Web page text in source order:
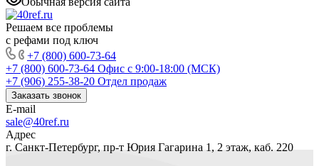
Решаем все проблемы
с рефами под ключ
+7 (800) 600-73-64
+7 (800) 600-73-64 Офис с 9:00-18:00 (МСК)
+7 (906) 255-38-20 Отдел продаж
Заказать звонок
E-mail
sale@40ref.ru
Адрес
г. Санкт-Петербург, пр-т Юрия Гагарина 1, 2 этаж, каб. 220